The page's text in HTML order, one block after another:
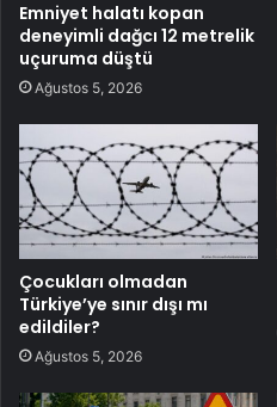
Emniyet halatı kopan
deneyimli dağcı 12 metrelik
uçuruma düştü
Ağustos 5, 2026
Çocukları olmadan
Türkiye’ye sınır dışı mı
edildiler?
Ağustos 5, 2026